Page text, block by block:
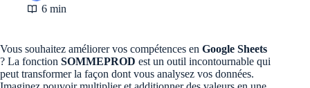
6 min
Vous souhaitez améliorer vos compétences en Google Sheets
? La fonction SOMMEPROD est un outil incontournable qui
peut transformer la façon dont vous analysez vos données.